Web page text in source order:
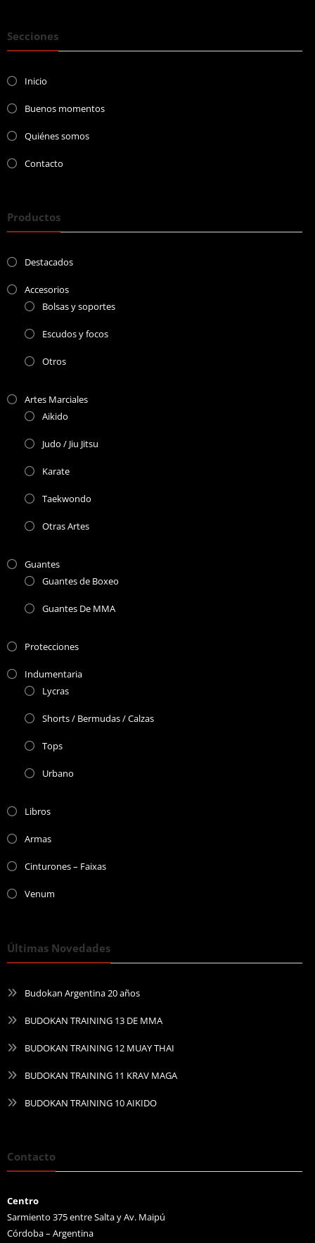
Secciones
Inicio
Buenos momentos
Quiénes somos
Contacto
Productos
Destacados
Accesorios
Bolsas y soportes
Escudos y focos
Otros
Artes Marciales
Aikido
Judo / Jiu Jitsu
Karate
Taekwondo
Otras Artes
Guantes
Guantes de Boxeo
Guantes De MMA
Protecciones
Indumentaria
Lycras
Shorts / Bermudas / Calzas
Tops
Urbano
Libros
Armas
Cinturones – Faixas
Venum
Últimas Novedades
Budokan Argentina 20 años
BUDOKAN TRAINING 13 DE MMA
BUDOKAN TRAINING 12 MUAY THAI
BUDOKAN TRAINING 11 KRAV MAGA
BUDOKAN TRAINING 10 AIKIDO
Contacto
Centro
Sarmiento 375 entre Salta y Av. Maipú
Córdoba – Argentina